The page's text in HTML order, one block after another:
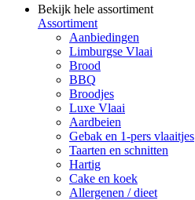
Bekijk hele assortiment
Assortiment
Aanbiedingen
Limburgse Vlaai
Brood
BBQ
Broodjes
Luxe Vlaai
Aardbeien
Gebak en 1-pers vlaaitjes
Taarten en schnitten
Hartig
Cake en koek
Allergenen / dieet